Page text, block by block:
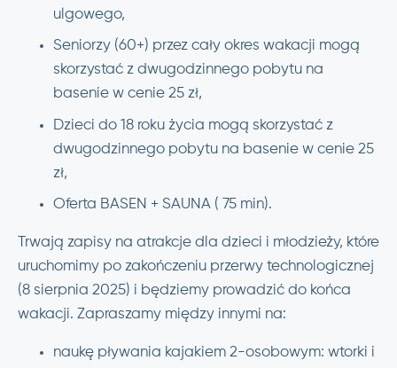
ulgowego,
Seniorzy (60+) przez cały okres wakacji mogą
skorzystać z dwugodzinnego pobytu na
basenie w cenie 25 zł,
Dzieci do 18 roku życia mogą skorzystać z
dwugodzinnego pobytu na basenie w cenie 25
zł,
Oferta BASEN + SAUNA ( 75 min).
Trwają zapisy na atrakcje dla dzieci i młodzieży, które
uruchomimy po zakończeniu przerwy technologicznej
(8 sierpnia 2025) i będziemy prowadzić do końca
wakacji. Zapraszamy między innymi na:
naukę pływania kajakiem 2-osobowym: wtorki i